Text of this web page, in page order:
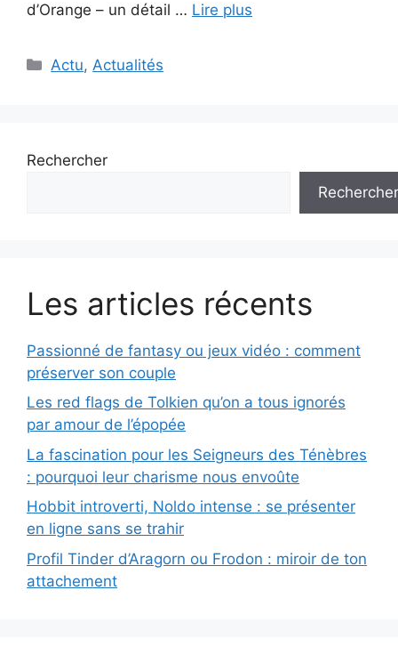
d’Orange – un détail … Lire plus
Catégories
Actu, Actualités
Rechercher
Rechercher
Les articles récents
Passionné de fantasy ou jeux vidéo : comment
préserver son couple
Les red flags de Tolkien qu’on a tous ignorés
par amour de l’épopée
La fascination pour les Seigneurs des Ténèbres
: pourquoi leur charisme nous envoûte
Hobbit introverti, Noldo intense : se présenter
en ligne sans se trahir
Profil Tinder d’Aragorn ou Frodon : miroir de ton
attachement